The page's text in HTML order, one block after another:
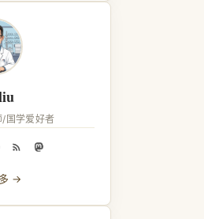
国学爱好者
→